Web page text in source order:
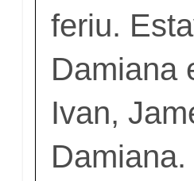
feriu.
Damiana
Ivan,